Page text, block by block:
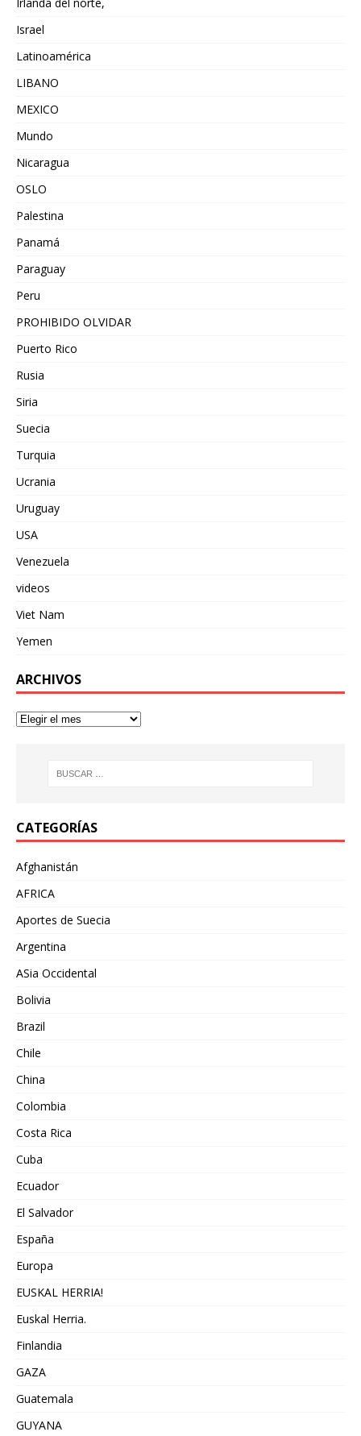
Israel
Latinoamérica
LIBANO
MEXICO
Mundo
Nicaragua
OSLO
Palestina
Panamá
Paraguay
Peru
PROHIBIDO OLVIDAR
Puerto Rico
Rusia
Siria
Suecia
Turquia
Ucrania
Uruguay
USA
Venezuela
videos
Viet Nam
Yemen
ARCHIVOS
CATEGORÍAS
Afghanistán
AFRICA
Aportes de Suecia
Argentina
ASia Occidental
Bolivia
Brazil
Chile
China
Colombia
Costa Rica
Cuba
Ecuador
El Salvador
España
Europa
EUSKAL HERRIA!
Euskal Herria.
Finlandia
GAZA
Guatemala
GUYANA